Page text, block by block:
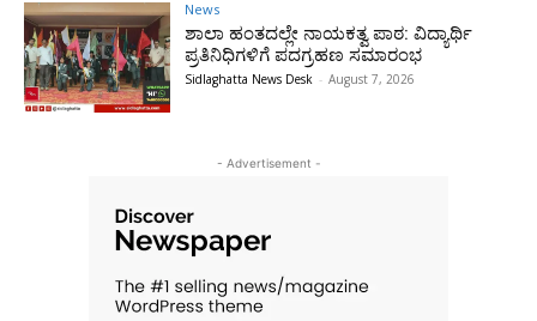
News
ಶಾಲಾ ಹಂತದಲ್ಲೇ ನಾಯಕತ್ವ ಪಾಠ: ವಿದ್ಯಾರ್ಥಿ
ಪ್ರತಿನಿಧಿಗಳಿಗೆ ಪದಗ್ರಹಣ ಸಮಾರಂಭ
Sidlaghatta News Desk - August 7, 2026
- Advertisement -